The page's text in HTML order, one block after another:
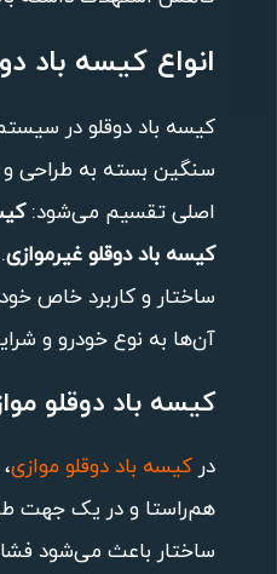
انواع کیسه باد
کیسه باد دوقلو در
سنگین بسته به طراحی و
اصلی تقسیم می‌شود:
کیسه باد دوقلو غیرموازی
ساختار و کاربرد خاص
آن‌ها به نوع خودرو و
کیسه باد دوقلو
در کیسه باد دوقلو موازی
هم‌راستا و در یک جهت
ساختار باعث می‌شود